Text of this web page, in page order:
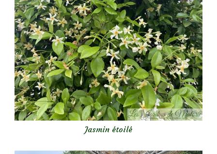
Jasmin étoilé